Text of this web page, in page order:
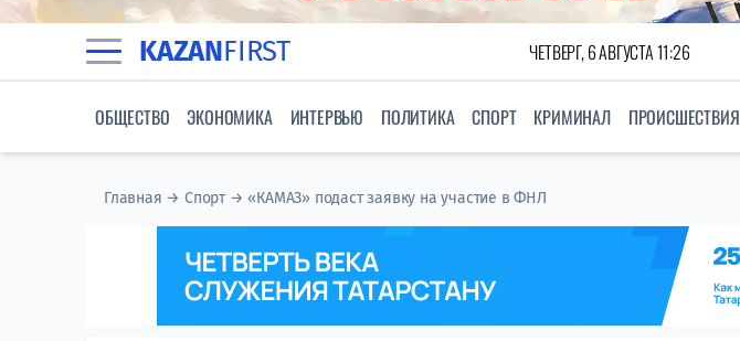
KAZANFIRST ЧЕТВЕРГ, 6 АВГУСТА 11:26
ОБЩЕСТВО ЭКОНОМИКА ИНТЕРВЬЮ ПОЛИТИКА СПОРТ КРИМИНАЛ ПРОИСШЕСТВИЯ
Главная →Спорт→ «КАМАЗ» подаст заявку на участие в ФНЛ